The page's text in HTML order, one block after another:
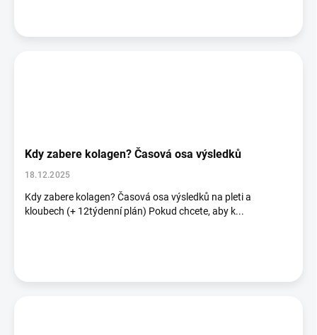
Kdy zabere kolagen? Časová osa výsledků
18.12.2025
Kdy zabere kolagen? Časová osa výsledků na pleti a
kloubech (+ 12týdenní plán) Pokud chcete, aby k...